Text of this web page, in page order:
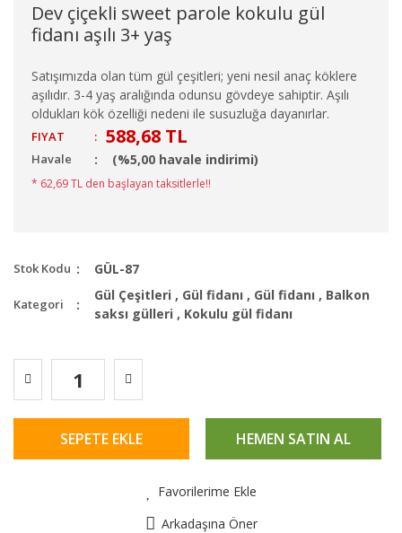
Dev çiçekli sweet parole kokulu gül
fidanı aşılı 3+ yaş
Satışımızda olan tüm gül çeşitleri; yeni nesil anaç köklere
aşılıdır. 3-4 yaş aralığında odunsu gövdeye sahiptir. Aşılı
oldukları kök özelliği nedeni ile susuzluğa dayanırlar.
FIYAT : 588,68 TL
Havale (%5,00 havale indirimi)
* 62,69 TL den başlayan taksitlerle!!
Stok Kodu GÜL-87
Kategori
Gül Çeşitleri , Gül fidanı , Gül fidanı , Balkon
saksı gülleri , Kokulu gül fidanı
SEPETE EKLE HEMEN SATIN AL
Favorilerime Ekle
Arkadaşına Öner